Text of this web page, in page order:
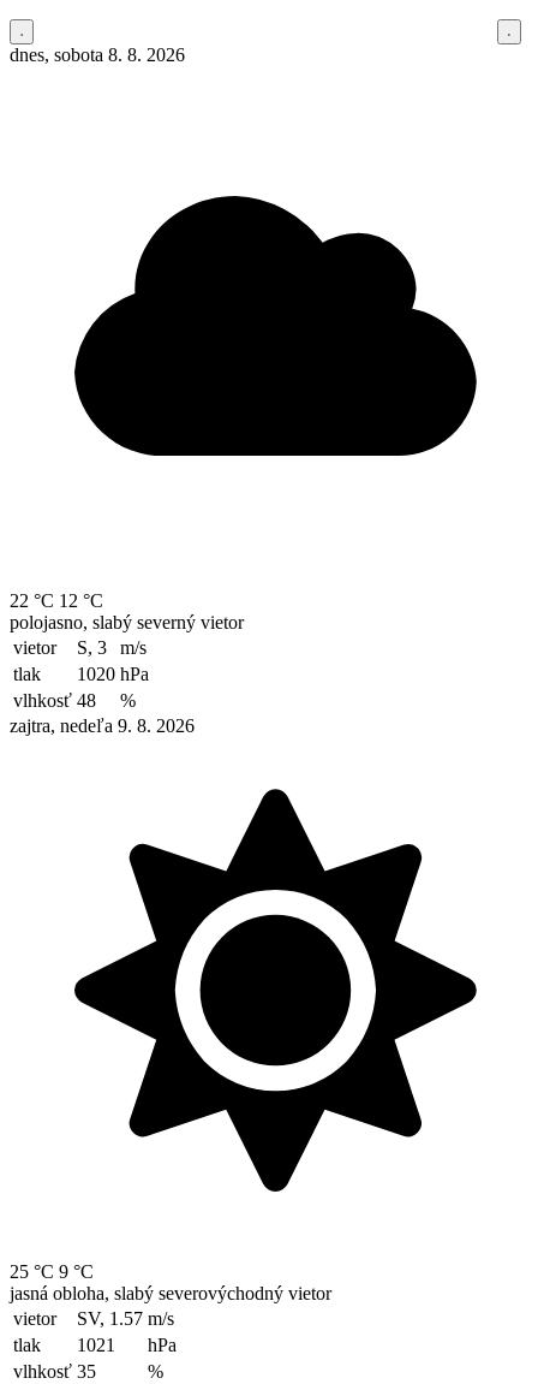
dnes, sobota 8. 8. 2026
22 °C 12 °C
polojasno, slabý severný vietor
vietor
S, 3
m/s
tlak
1020 hPa
vlhkosť 48
%
zajtra, nedeľa 9. 8. 2026
25 °C 9 °C
jasná obloha, slabý severovýchodný vietor
vietor
SV, 1.57 m/s
tlak
1021
hPa
vlhkosť 35
%